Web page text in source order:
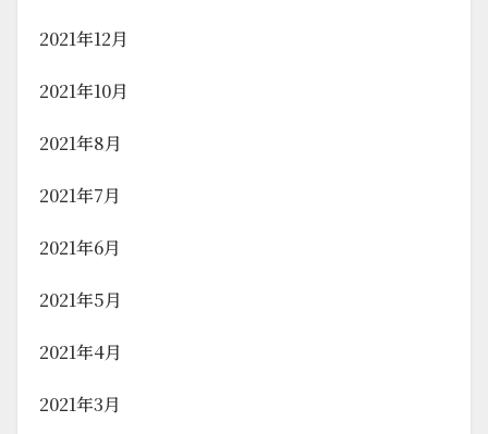
2021年12月
2021年10月
2021年8月
2021年7月
2021年6月
2021年5月
2021年4月
2021年3月